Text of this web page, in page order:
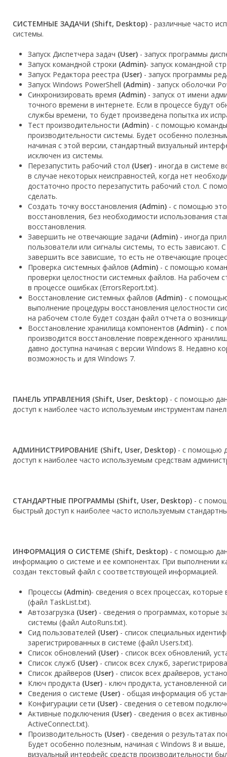
СИСТЕМНЫЕ ЗАДАЧИ (Shift, Desktop) - различные часто
системы.
Запуск Диспетчера задач (User) - запуск программы
Запуск командной строки (Admin)- запуск командной
Запуск Редактора реестра (User) - запуск программы
Запуск Windows PowerShell (Admin) - запуск оболочки
Синхронизировать время (Admin) - запуск от имени
точного времени в интернете. Если в процессе будут
службы времени, то будет произведена попытка их
Тест производительности (Admin) - с помощью
производительности системы. Будет особенно
начиная с этой версии, стандартный визуальный
исключен из системы.
Перезапустить рабочий стол (User) - иногда в системе
в случае некоторых неисправностей, когда нет
достаточно просто перезапустить рабочий стол. С
сделать.
Создать точку восстановления (Admin) - с помощью
восстановления, без необходимости использования
восстановления.
Завершить не отвечающие задачи (Admin) - иногда
пользователи или сигналы системы, то есть
завершить все зависшие, то есть не отвечающие
Проверка системных файлов (Admin) - с помощью
проверки целостности системных файлов. На рабочем
в процессе ошибках (ErrorsReport.txt).
Восстановление системных файлов (Admin) - с
выполнение процедуры восстановления целостности
на рабочем столе будет создан файл отчета о
Восстановление хранилища компонентов (Admin) - с
производится восстановление поврежденного
давно доступна начиная с версии Windows 8. Недавно
возможность и для Windows 7.
ПАНЕЛЬ УПРАВЛЕНИЯ (Shift, User, Desktop) - с помощью
доступ к наиболее часто используемым инструментам
АДМИНИСТРИРОВАНИЕ (Shift, User, Desktop) - с помощью
доступ к наиболее часто используемым средствам
СТАНДАРТНЫЕ ПРОГРАММЫ (Shift, User, Desktop) - с
быстрый доступ к наиболее часто используемым
ИНФОРМАЦИЯ О СИСТЕМЕ (Shift, Desktop) - с помощью
информацию о системе и ее компонентах. При выполнении
создан текстовый файл с соответствующей информацией.
Процессы (Admin)- сведения о всех процессах,
(файл TaskList.txt).
Автозагрузка (User) - сведения о программах, которые
системы (файл AutoRuns.txt).
Сид пользователей (User) - список специальных
зарегистрированных в системе (файл Users.txt).
Список обновлений (User) - список всех обновлений,
Список служб (User) - список всех служб,
Список драйверов (User) - список всех драйверов,
Ключ продукта (User) - ключ продукта, установленной
Сведения о системе (User) - общая информация об
Конфигурации сети (User) - сведения о сетевом
Активные подключения (User) - сведения о всех
ActiveConnect.txt).
Производительность (User) - сведения о результатах
Будет особенно полезным, начиная с Windows 8 и
визуальный интерфейс средств производительности